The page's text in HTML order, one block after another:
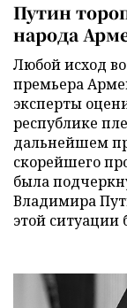
Путин
народа
Любой исход
премьера
эксперты
республике
дальнейшем
скорейшего
была
Владимира
этой